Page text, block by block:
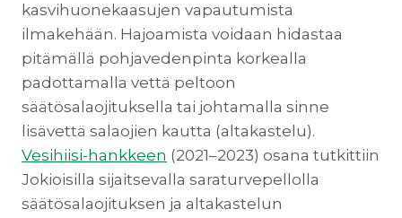
kasvihuonekaasujen vapautumista
ilmakehään. Hajoamista voidaan hidastaa
pitämällä pohjavedenpinta korkealla
padottamalla vettä peltoon
säätösalaojituksella tai johtamalla sinne
lisävettä salaojien kautta (altakastelu).
Vesihiisi-hankkeen (2021–2023) osana tutkittiin
Jokioisilla sijaitsevalla saraturvepellolla
säätösalaojituksen ja altakastelun